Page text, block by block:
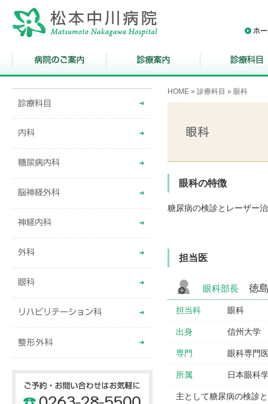
HOME » 診療科目 » 眼科
眼科の特徴
糖尿病の検診とレーザー
担当医
眼科部長徳島
担当科 眼科
出身 信州大学
専門 眼科専門
所属 日本眼科
主として糖尿病の検診